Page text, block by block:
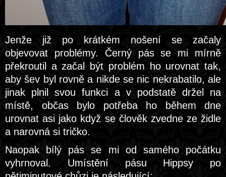
Jenže již po krátkém nošení se začaly
objevovat problémy. Černý pás se mi mírně
překroutil a začal být problém ho urovnat tak,
aby šev byl rovně a nikde se nic nekrabatilo, ale
jinak plnil svou funkci a v podstatě držel na
místě, občas bylo potřeba ho během dne
urovnat asi jako když se člověk zvedne ze židle
a narovná si tričko.
Naopak bílý pás se mi od samého počátku
vyhrnoval. Umístění pásu Hippsy po